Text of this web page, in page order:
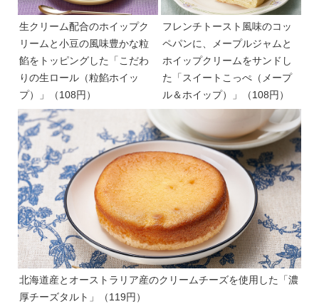
生クリーム配合のホイップク
リームと小豆の風味豊かな粒
餡をトッピングした「こだわ
りの生ロール（粒餡ホイッ
プ）」（108円）
フレンチトースト風味のコッ
ペパンに、メープルジャムと
ホイップクリームをサンドし
た「スイートこっぺ（メープ
ル＆ホイップ）」（108円）
北海道産とオーストラリア産のクリームチーズを使用した「濃
厚チーズタルト」（119円）